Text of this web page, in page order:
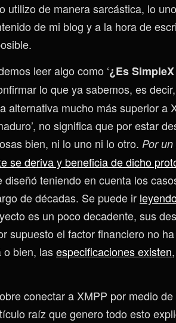
utilizo de manera sarcástica, lo
de mi blog y a la hora de
leer algo como ‘¿Es
lo que ya sabemos, es
alternativa mucho más superior a
no significa que por estar
bien, ni lo uno ni lo otro. Por
se deriva y beneficia de dicho
teniendo en cuenta los
de décadas. Se puede ir
es un poco decadente, sus
supuesto el factor financiero no
o bien, lasespecificaciones existen
conectar a XMPP por medio
raíz que genero todo esto